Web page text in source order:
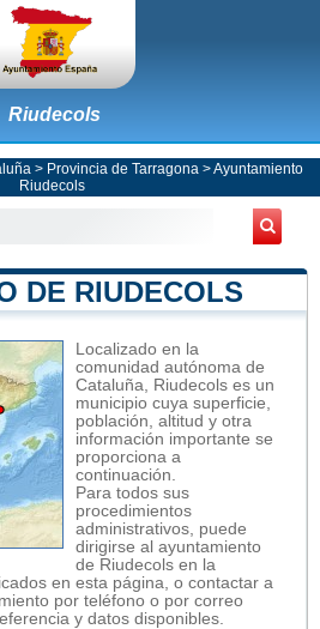
Riudecols
> Provincia de Tarragona >Ayuntamiento
Riudecols
DE RIUDECOLS
Localizado en la
comunidad autónoma de
Cataluña, Riudecols es un
municipio cuya superficie,
población, altitud y otra
información importante se
proporciona a
continuación.
Para todos sus
procedimientos
administrativos, puede
dirigirse al ayuntamiento
de Riudecols en la
en esta página, o contactar a
por teléfono o por correo
y datos disponibles.